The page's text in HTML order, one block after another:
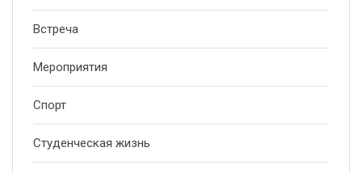
Встреча
Мероприятия
Спорт
Студенческая жизнь